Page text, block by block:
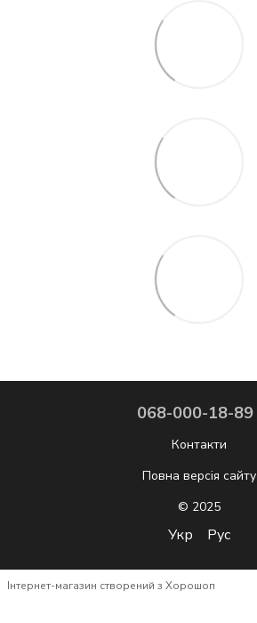
068-000-18-89
Контакти
Повна версія сайту
© 2025
Укр Рус
Інтернет-магазин створений з Хорошоп